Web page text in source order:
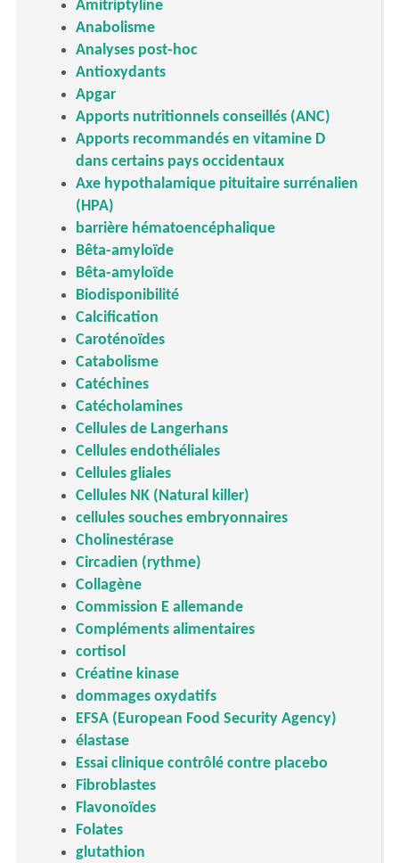
Amitriptyline
Anabolisme
Analyses post-hoc
Antioxydants
Apgar
Apports nutritionnels conseillés (ANC)
Apports recommandés en vitamine D
dans certains pays occidentaux
Axe hypothalamique pituitaire surrénalien
(HPA)
barrière hématoencéphalique
Bêta-amyloïde
Bêta-amyloïde
Biodisponibilité
Calcification
Caroténoïdes
Catabolisme
Catéchines
Catécholamines
Cellules de Langerhans
Cellules endothéliales
Cellules gliales
Cellules NK (Natural killer)
cellules souches embryonnaires
Cholinestérase
Circadien (rythme)
Collagène
Commission E allemande
Compléments alimentaires
cortisol
Créatine kinase
dommages oxydatifs
EFSA (European Food Security Agency)
élastase
Essai clinique contrôlé contre placebo
Fibroblastes
Flavonoïdes
Folates
glutathion